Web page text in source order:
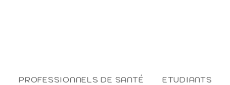
PROFESSIONNELS DE SANTÉ ETUDIANTS